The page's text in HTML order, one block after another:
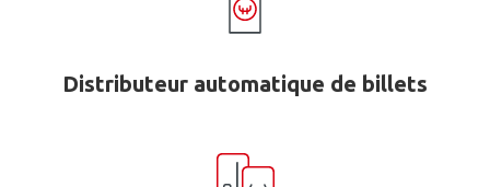
Distributeur automatique de billets